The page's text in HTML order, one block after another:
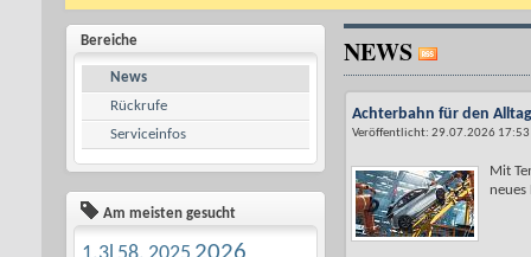
Bereiche
News
Rückrufe
Serviceinfos
Am meisten gesucht
NEWS
Achterbahn für den
Veröffentlicht: 29.07.2026 17:53
Mit
neues